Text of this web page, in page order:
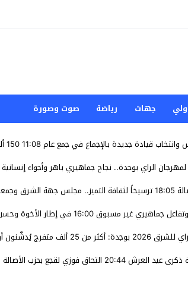
جهات رياضة
صوت وصورة
وانتخاب قيادة جديدة بالإجماع في جمع عام11:08
لمهرجان الراي بوجدة.. نجاح جماهيري باهر وأجواء
18:05​ترسيخاً لثقافة التميز.. مجلس جهة الشرق
وتفاعل جماهيري غير مسبوق16:00 في إطار الأخوة
بحضور والي جهة الشرق
ذكرى عيد العرش20:44 التحاق فوزي لقجع بحزب